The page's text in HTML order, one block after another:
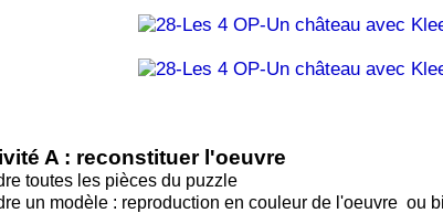
A : reconstituer l'oeuvre
toutes les pièces du puzzle
un modèle : reproduction en couleur de l'oeuvre ou